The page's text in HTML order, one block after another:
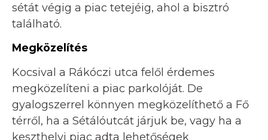
sétát végig a piac tetejéig, ahol a bisztró
található.
Megközelítés
Kocsival a Rákóczi utca felől érdemes
megközelíteni a piac parkolóját. De
gyalogszerrel könnyen megközelíthető a Fő
térről, ha a Sétálóutcát járjuk be, vagy ha a
keszthelyi piac adta lehetőségek